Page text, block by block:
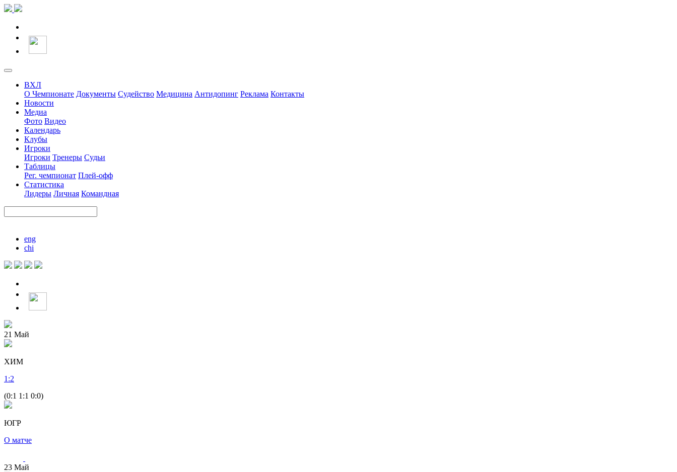
ВХЛ
О Чемпионате Документы Судейство Медицина Антидопинг Реклама Контакты
Новости
Медиа
Фото Видео
Календарь
Клубы
Игроки
Игроки Тренеры Судьи
Таблицы
Рег. чемпионат Плей-офф
Статистика
Лидеры Личная Командная
eng
chi
21 Май
ХИМ
1 :2
(0:1 1:1 0:0)
ЮГР
О матче
23 Май